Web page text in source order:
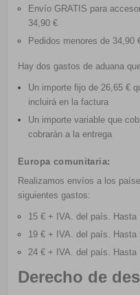
Envío GRATIS para
34,90 €
Pedidos menores de 34,90
Hay dos gastos de aduana
Un importe fijo de 26,65 €
incluirá en la factura
Un importe variable que
cobrarán a la entrega
Europa comunitaria:
Realizamos envíos a los
siguientes gastos:
15 € + IVA. del país. Hasta
19 € + IVA. del país. Hasta
24 € + IVA. del país. Hasta
Derecho de